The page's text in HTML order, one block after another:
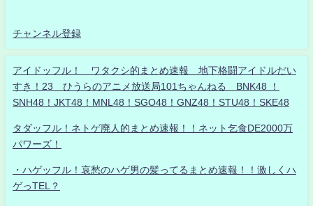
チャンネル登録
アイドッフル！ ワタクシ的まとめ速報 地下格闘アイドルだい
すき！23 ひうらのアニメ放送局101ちゃんねる BNK48 ！
SNH48！JKT48！MNL48！SGO48！GNZ48！STU48！SKE48
タダッフル！ネトゲ廃人的まとめ速報！！ネット乞食DE2000万
パワーズ！
・ハゲッフル！哀愁のハゲ男の髪ってるまとめ速報！！激しくハ
ゲっTEL？